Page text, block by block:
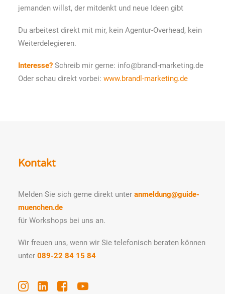
jemanden willst, der mitdenkt und neue Ideen gibt
Du arbeitest direkt mit mir, kein Agentur-Overhead, kein
Weiterdelegieren.
Interesse? Schreib mir gerne: info@brandl-marketing.de
Oder schau direkt vorbei: www.brandl-marketing.de
Kontakt
Melden Sie sich gerne direkt unter anmeldung@guide-
muenchen.de
für Workshops bei uns an.
Wir freuen uns, wenn wir Sie telefonisch beraten können
unter 089-22 84 15 84